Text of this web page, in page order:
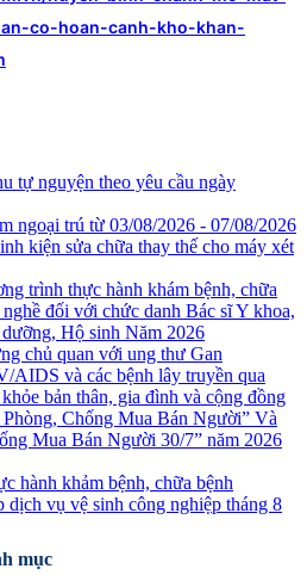
co-hoan-canh-kho-khan-
tự nguyện theo yêu cầu ngày
ngoại trú từ 03/08/2026 - 07/08/2026
kiện sửa chữa thay thế cho máy xét
trình thực hành khám bệnh, chữa
đối với chức danh Bác sĩ Y khoa,
Hộ sinh Năm 2026
chủ quan với ung thư Gan
AIDS và các bệnh lây truyền qua
bản thân, gia đình và cộng đồng
Chống Mua Bán Người” Và
Mua Bán Người 30/7” năm 2026
hành khảm bệnh, chữa bệnh
vụ vệ sinh công nghiệp tháng 8
mục